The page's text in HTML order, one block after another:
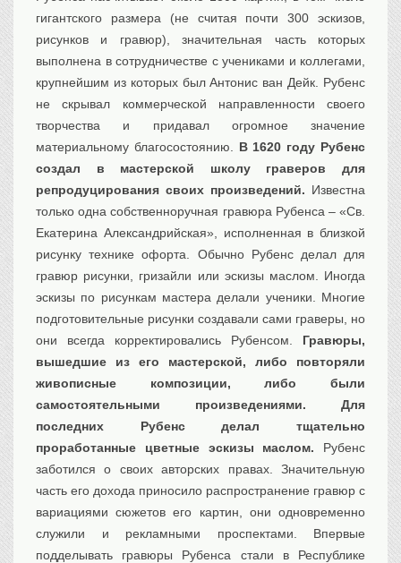
гигантского размера (не считая почти 300 эскизов,
рисунков и гравюр), значительная часть которых
выполнена в сотрудничестве с учениками и коллегами,
крупнейшим из которых был Антонис ван Дейк. Рубенс
не скрывал коммерческой направленности своего
творчества и придавал огромное значение
материальному благосостоянию. В 1620 году Рубенс
создал в мастерской школу граверов для
репродуцирования своих произведений. Известна
только одна собственноручная гравюра Рубенса – «Св.
Екатерина Александрийская», исполненная в близкой
рисунку технике офорта. Обычно Рубенс делал для
гравюр рисунки, гризайли или эскизы маслом. Иногда
эскизы по рисункам мастера делали ученики. Многие
подготовительные рисунки создавали сами граверы, но
они всегда корректировались Рубенсом. Гравюры,
вышедшие из его мастерской, либо повторяли
живописные композиции, либо были
самостоятельными произведениями. Для
последних Рубенс делал тщательно
проработанные цветные эскизы маслом. Рубенс
заботился о своих авторских правах. Значительную
часть его дохода приносило распространение гравюр с
вариациями сюжетов его картин, они одновременно
служили и рекламными проспектами. Впервые
подделывать гравюры Рубенса стали в Республике